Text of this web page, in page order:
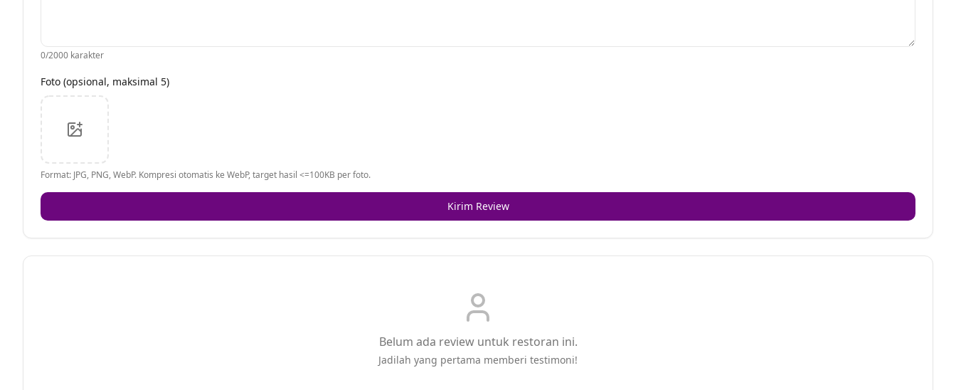
0/2000 karakter
Foto (opsional, maksimal 5)
Format: JPG, PNG, WebP. Kompresi otomatis ke WebP, target hasil <=100KB per foto.
Kirim Review
Belum ada review untuk restoran ini.
Jadilah yang pertama memberi testimoni!